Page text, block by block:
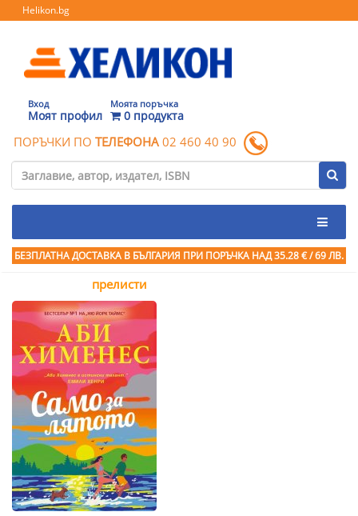
Helikon.bg
Вход
Моят профил
Моята поръчка
0 продукта
ПОРЪЧКИ ПО ТЕЛЕФОНА 02 460 40 90
БЕЗПЛАТНА ДОСТАВКА В БЪЛГАРИЯ ПРИ ПОРЪЧКА НАД 35.28 € / 69 ЛВ.
прелисти